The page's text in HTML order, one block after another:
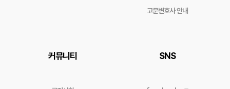
고문변호사 안내
커뮤니티 SNS